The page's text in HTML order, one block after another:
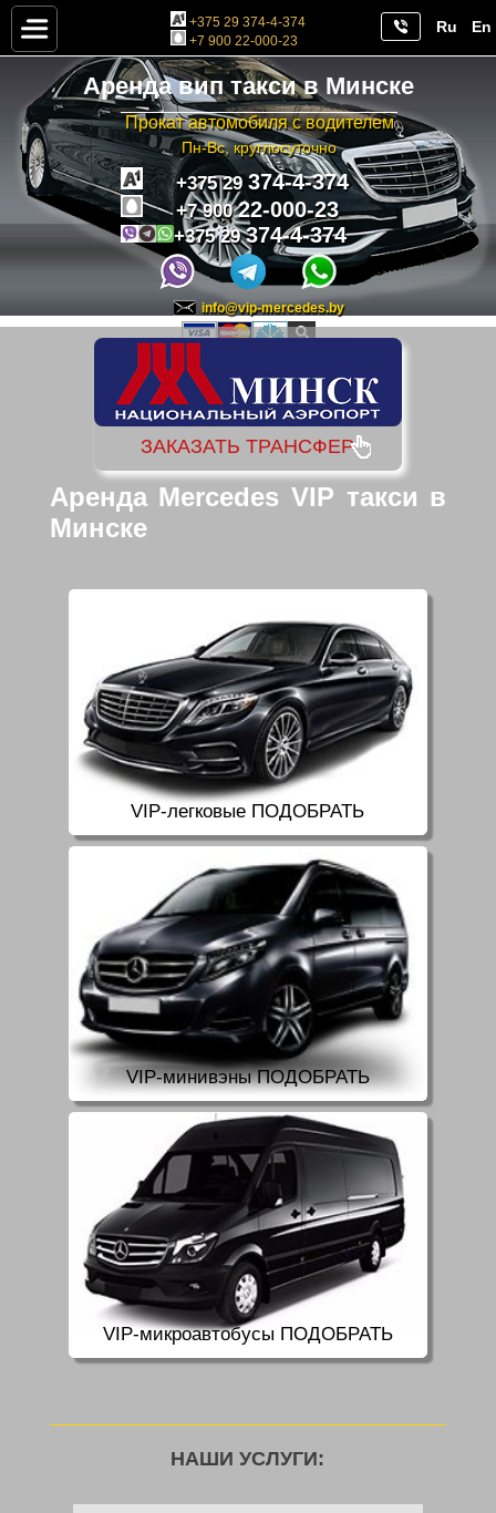
+375 29 374-4-374
+7 900 22-000-23
Ru En
Аренда вип такси в Минске
Прокат автомобиля с водителем
Пн-Вс, круглосуточно
+375 29374-4-374
+7 90022-000-23
+375 29374-4-374
info@vip-mercedes.by
ЗАКАЗАТЬ ТРАНСФЕР
Аренда Mercedes VIP такси в
Минске
VIP-легковые ПОДОБРАТЬ
VIP-минивэны ПОДОБРАТЬ
VIP-микроавтобусы ПОДОБРАТЬ
НАШИ УСЛУГИ: